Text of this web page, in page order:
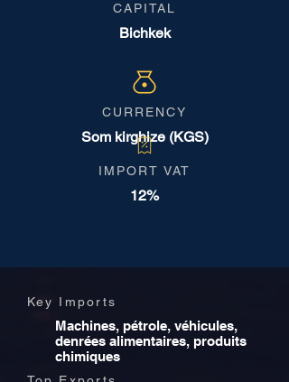
CAPITAL
Bichkek
CURRENCY
Som kirghize (KGS)
IMPORT VAT
12%
Key Imports
Machines, pétrole, véhicules,
denrées alimentaires, produits
chimiques